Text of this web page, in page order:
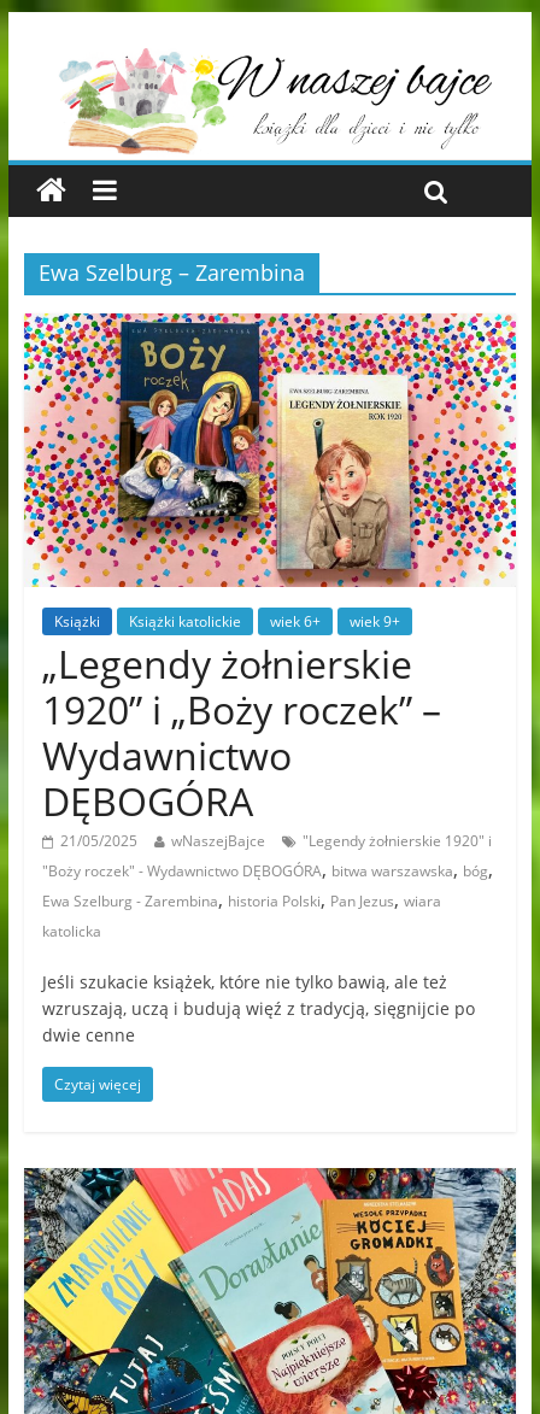
Ewa Szelburg – Zarembina
Książki Książki katolickie wiek 6+ wiek 9+
„Legendy żołnierskie
1920” i „Boży roczek” –
Wydawnictwo
DĘBOGÓRA
21/05/2025 wNaszejBajce
"Legendy żołnierskie 1920" i
"Boży roczek" - Wydawnictwo DĘBOGÓRA, bitwa warszawska, bóg,
Ewa Szelburg - Zarembina, historia Polski, Pan Jezus, wiara
katolicka
Jeśli szukacie książek, które nie tylko bawią, ale też
wzruszają, uczą i budują więź z tradycją, sięgnijcie po
dwie cenne
Czytaj więcej